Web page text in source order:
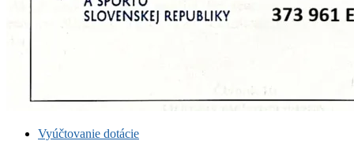
Vyúčtovanie dotácie